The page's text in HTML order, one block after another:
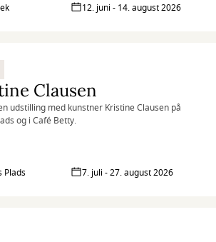
12. juni - 14. august 2026
Clausen
udstilling med kunstner Kristine Clausen på
og i Café Betty.
Plads 7. juli - 27. august 2026